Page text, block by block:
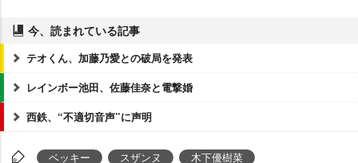
今、読まれている記事
テオくん、加藤乃愛との破局を発表
レインボー池田、佐藤佳奈と電撃婚
西鉄、“不適切音声”に声明
ベッキー スザンヌ 木下優樹菜